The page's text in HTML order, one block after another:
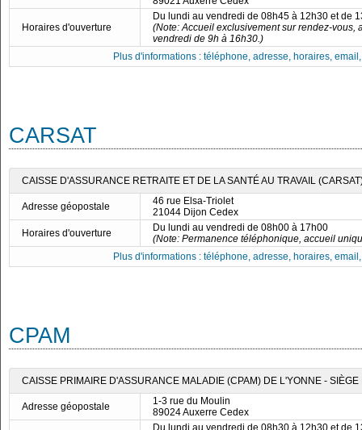
Horaires d'ouverture
Du lundi au vendredi de 08h45 à 12h30 et de
(Note: Accueil exclusivement sur rendez-
vendredi de 9h à 16h30.)
Plus d'informations : téléphone, adresse, horaires,
CARSAT
CAISSE D'ASSURANCE RETRAITE ET DE LA SANTÉ AU TRAVAIL
Adresse géopostale
46 rue Elsa-Triolet
21044 Dijon Cedex
Horaires d'ouverture
Du lundi au vendredi de 08h00 à 17h00
(Note: Permanence téléphonique, accueil
Plus d'informations : téléphone, adresse, horaires,
CPAM
CAISSE PRIMAIRE D'ASSURANCE MALADIE (CPAM) DE L'YONNE -
Adresse géopostale
1-3 rue du Moulin
89024 Auxerre Cedex
Du lundi au vendredi de 08h30 à 12h30 et de